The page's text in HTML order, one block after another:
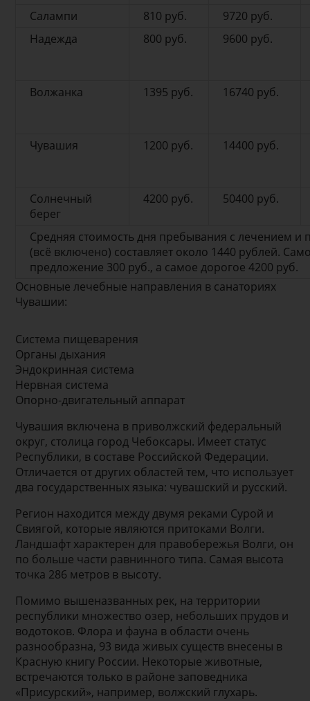
Салампи
810 руб.
9720 руб.
Надежда
800 руб. 9600 руб.
Волжанка 1395 руб. 16740 руб.
Чувашия 1200 руб. 14400 руб.
Солнечный
берег
4200 руб. 50400 руб.
Средняя стоимость дня пребывания с лечением и
(всё включено) составляет около 1440 рублей.
предложение 300 руб., а самое дорогое 4200 руб.
Основные лечебные направления в санаториях
Чувашии:
Система пищеварения
Органы дыхания
Эндокринная система
Нервная система
Опорно-двигательный аппарат
Чувашия включена в приволжский федеральный
округ, столица город Чебоксары. Имеет статус
Республики, в составе Российской Федерации.
Отличается от других областей тем, что использует
два государственных языка: чувашский и русский.
Регион находится между двумя реками Сурой и
Свиягой, которые являются притоками Волги.
Ландшафт характерен для правобережья Волги, он
по больше части равнинного типа. Самая высота
точка 286 метров в высоту.
Помимо вышеназванных рек, на территории
республики множество озер, небольших прудов и
водотоков. Флора и фауна в области очень
разнообразна, 93 вида живых существ внесены в
Красную книгу России. Некоторые животные,
встречаются только в районе заповедника
«Присурский», например, волжский глухарь.